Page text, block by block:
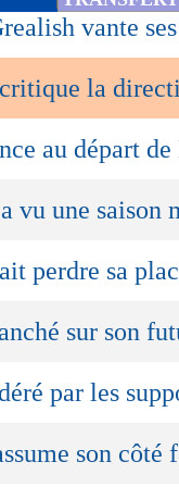
vante
la
au départ
vu une saison
perdre sa
sur son
par les
son côté